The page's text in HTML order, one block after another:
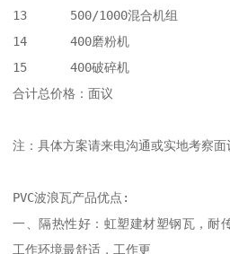
13	500/1000混合机组	        1台	面议
14	400磨粉机	                1台	面议
15	400破碎机	                1台	面议
合计总价格：面议
注：具体方案请来电沟通或实地考察面
PVC波浪瓦产品优点:
一、隔热性好：虹塑建材塑钢瓦，耐
工作环境最舒适，工作更